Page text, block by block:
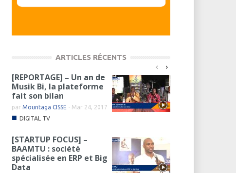
ARTICLES RÉCENTS
[REPORTAGE] – Un an de
Musik Bi, la plateforme
fait son bilan
parMountaga CISSE - Mar 24, 2017
■ DIGITAL TV
[STARTUP FOCUS] –
BAAMTU : société
spécialisée en ERP et Big
Data